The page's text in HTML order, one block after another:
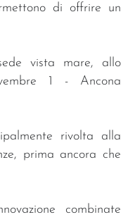
di offrire un
vista mare, allo
1 - Ancona
rivolta alla
prima ancora che
combinate